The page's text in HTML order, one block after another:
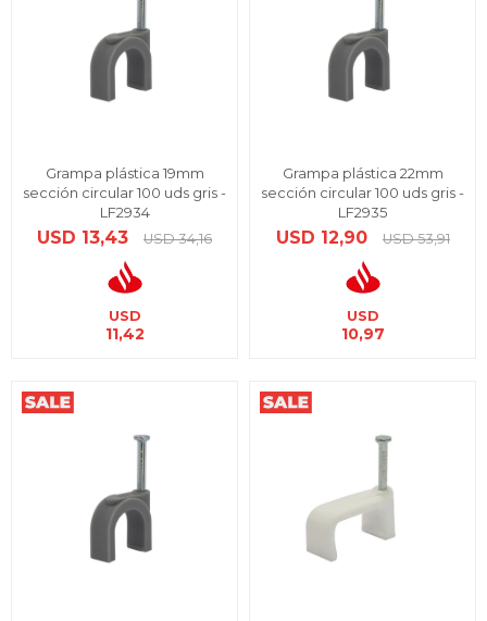
Grampa plástica 19mm
sección circular 100 uds gris -
LF2934
USD 13,43 USD 34,16
USD
11,42
Grampa plástica 22mm
sección circular 100 uds gris -
LF2935
USD 12,90 USD 53,91
USD
10,97